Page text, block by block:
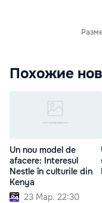
Похожие
Un nou model de
afacere: Interesul
Nestle în culturile din
Kenya
23 Мар. 22:30